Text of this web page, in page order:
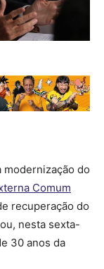
do
Comum
recuperação do
nesta sexta-
30 anos da